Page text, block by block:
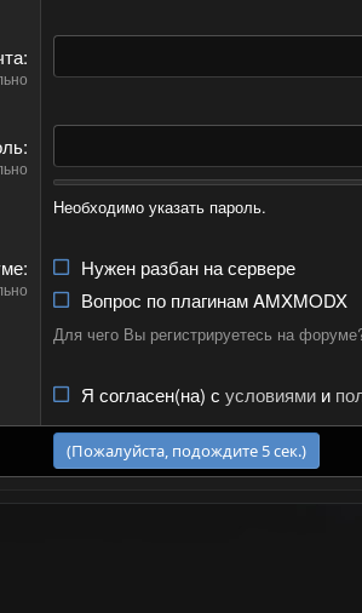
Необходимо указать пароль.
Нужен разбан на сервере
Вопрос по плагинам AMXMODX
Для чего Вы регистрируетесь на
Я согласен(на) с условиямии
(Пожалуйста, подождите 4сек.)